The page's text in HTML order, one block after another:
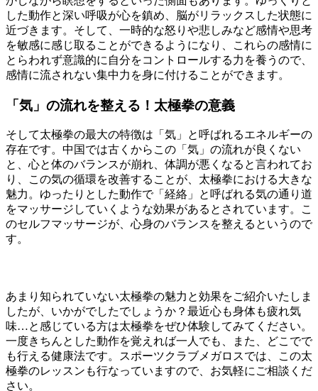
した動作と深い呼吸が心を鎮め、脳がリラックスした状態に
近づきます。そして、一時的な怒りや悲しみなど感情や思考
を敏感に感じ取ることができるようになり、これらの感情に
とらわれず意識的に自分をコントロールする力を養うので、
感情に流されない集中力を身に付けることができます。
「気」の流れを整える！太極拳の意義
そして太極拳の最大の特徴は「気」と呼ばれるエネルギーの
存在です。中国では古くからこの「気」の流れが良くない
と、心と体のバランスが崩れ、体調が悪くなると言われてお
り、この気の循環を改善することが、太極拳における大きな
魅力。ゆったりとした動作で「経絡」と呼ばれる気の通り道
をマッサージしていくような効果があるとされています。こ
のセルフマッサージが、心身のバランスを整えるというので
す。
あまり知られていない太極拳の魅力と効果をご紹介いたしま
したが、いかがでしたでしょうか？最近心も身体も疲れ気
味…と感じている方は太極拳をぜひ体験してみてください。
一度きちんとした動作を覚えれば一人でも、また、どこでで
も行える健康法です。スポーツクラブメガロスでは、この太
極拳のレッスンも行なっていますので、お気軽にご相談くだ
さい。